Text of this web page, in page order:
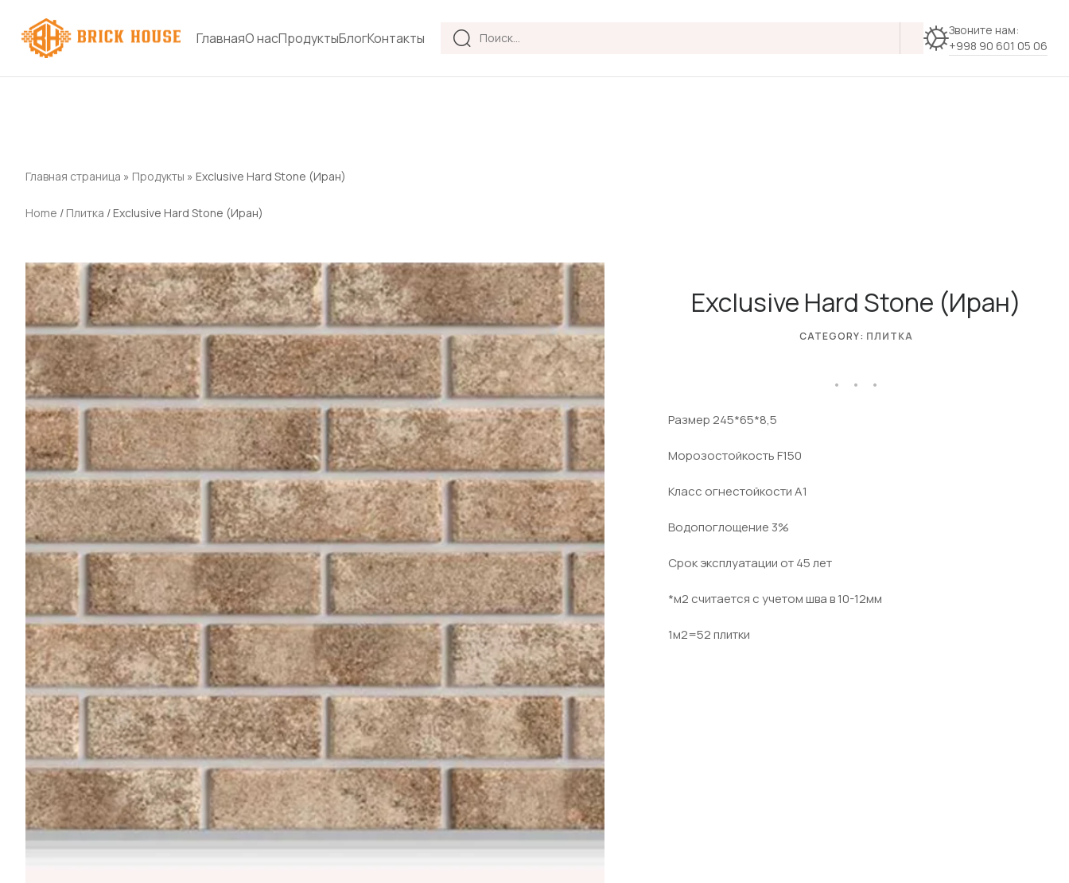
Products
search
Звоните нам:
+998 90 601 05 06
ГлавнаяО насПродуктыБлогКонтакты
Главная страница » Продукты » Exclusive Hard Stone (Иран)
Home / Плитка / Exclusive Hard Stone (Иран)
Exclusive Hard Stone (Иран)
Размер 245*65*8,5
Морозостойкость F150
Класс огнестойкости А1
Водопоглощение 3%
Срок эксплуатации от 45 лет
*м2 считается с учетом шва в 10-12мм
1м2=52 плитки
CATEGORY: ПЛИТКА